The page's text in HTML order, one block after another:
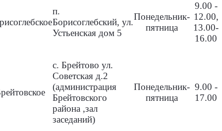
п.
Борисоглебский, ул.
Устьенская дом 5
Понедельник-
пятница
9.00 -
12.00,
13.00-
16.00
с. Брейтово ул.
Советская д.2
(администрация
Брейтовского
района ,зал
заседаний)
Понедельник-
пятница
9.00 -
17.00